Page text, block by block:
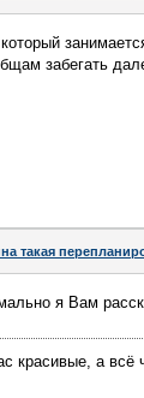
забегать
такая
я Вам
красивые, а